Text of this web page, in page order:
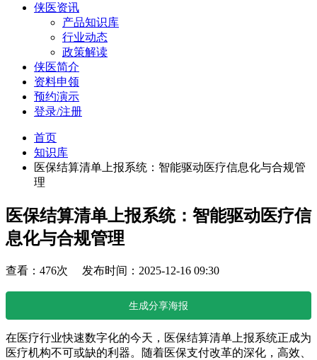
侠医资讯
产品知识库
行业动态
政策解读
侠医简介
资料申领
预约演示
登录/注册
首页
知识库
医保结算清单上报系统：智能驱动医疗信息化与合规管
理
医保结算清单上报系统：智能驱动医疗信
息化与合规管理
查看：476次 发布时间：2025-12-16 09:30
生成分享海报
在医疗行业快速数字化的今天，医保结算清单上报系统正成为
医疗机构不可或缺的利器。随着医保支付改革的深化，高效、